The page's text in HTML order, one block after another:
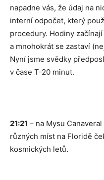
napadne vás, že údaj na
interní odpočet, který
procedury. Hodiny
a mnohokrát se zastaví
Nyní jsme svědky
v čase T-20 minut.
21:21 – na Mysu
různých míst na Floridě
kosmických letů.